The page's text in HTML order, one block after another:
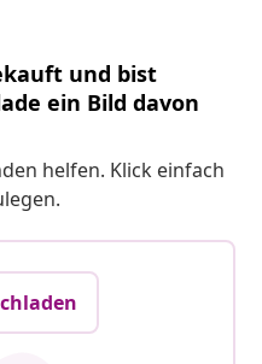
und bist
ein Bild davon
helfen. Klick einfach